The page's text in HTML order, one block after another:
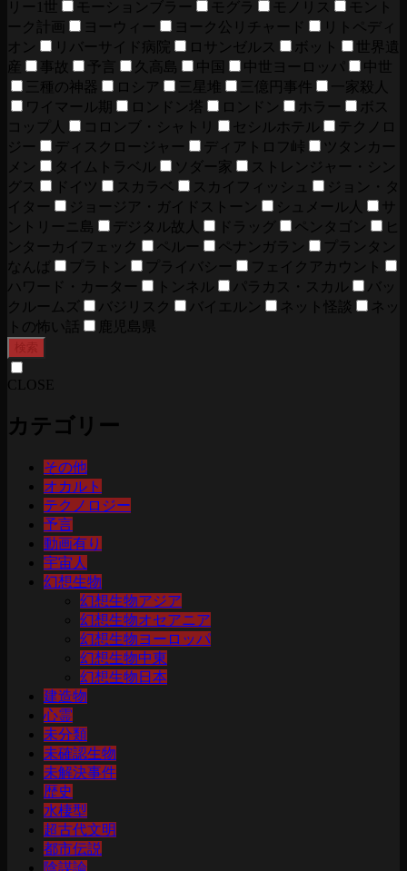
リー1世
モーションブラー モグラ モノリス
モント
ーク計画
ヨーウィー ヨーク公リチャード
リトペディ
オン
リバーサイド病院 ロサンゼルス ボット
世界遺
産
事故 予言 久高島 中国 中世ヨーロッパ
中世
三種の神器
ロシア 三星堆 三億円事件
一家殺人
ワイマール期
ロンドン塔 ロンドン ホラー
ボス
コップ人
コロンブ・シャトリ セシルホテル
テクノロ
ジー
ディスクロージャー ディアトロフ峠
ツタンカー
メン
タイムトラベル ソダー家
ストレンジャー・シン
グス
ドイツ スカラベ スカイフィッシュ
ジョン・タ
イター
ジョージア・ガイドストーン シュメール人
サ
ントリーニ島
デジタル故人 ドラッグ ペンタゴン
ヒ
ンターカイフェック
ペルー ペナンガラン
プランタン
なんば
プラトン プライバシー
フェイクアカウント
ハワード・カーター
トンネル パラカス・スカル
バッ
クルームズ
バジリスク バイエルン ネット怪談
ネッ
トの怖い話
鹿児島県
検索
CLOSE
カテゴリー
その他
オカルト
テクノロジー
予言
動画有り
宇宙人
幻想生物
幻想生物アジア
幻想生物オセアニア
幻想生物ヨーロッパ
幻想生物中東
幻想生物日本
建造物
心霊
未分類
未確認生物
未解決事件
歴史
水棲型
超古代文明
都市伝説